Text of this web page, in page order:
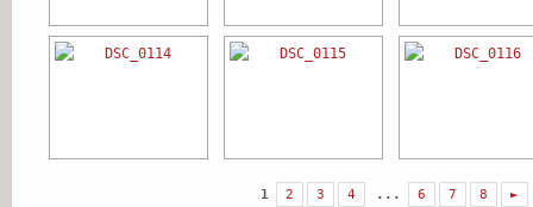
1 2 3 4 ... 6 7 8 ►